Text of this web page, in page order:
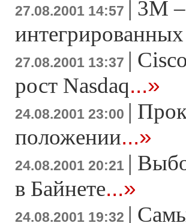
27.08.2001 14:57 | 3М –
27.08.2001 13:37 |
рост Nasdaq...»
24.08.2001 23:00 |
положении...»
24.08.2001 20:21 |
в Байнете...»
24.08.2001 19:32 |